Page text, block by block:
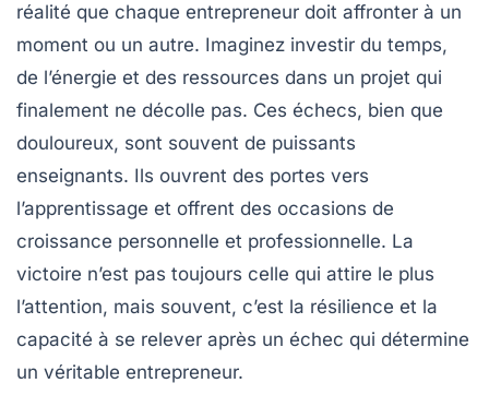
réalité que chaque entrepreneur doit affronter à un
moment ou un autre. Imaginez investir du temps,
de l’énergie et des ressources dans un projet qui
finalement ne décolle pas. Ces échecs, bien que
douloureux, sont souvent de puissants
enseignants. Ils ouvrent des portes vers
l’apprentissage et offrent des occasions de
croissance personnelle et professionnelle. La
victoire n’est pas toujours celle qui attire le plus
l’attention, mais souvent, c’est la résilience et la
capacité à se relever après un échec qui détermine
un véritable entrepreneur.